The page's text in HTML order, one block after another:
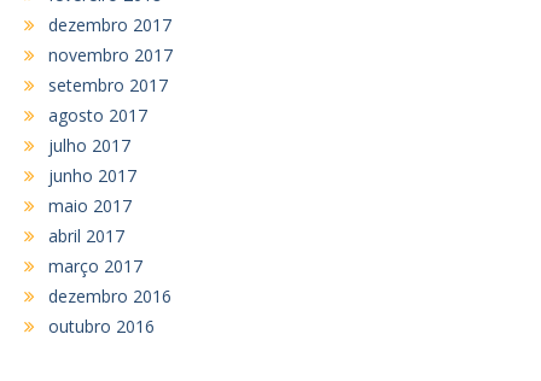
dezembro 2017
novembro 2017
setembro 2017
agosto 2017
julho 2017
junho 2017
maio 2017
abril 2017
março 2017
dezembro 2016
outubro 2016